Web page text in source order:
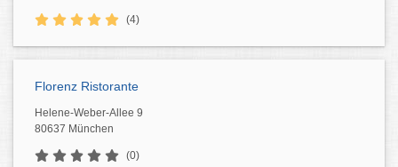
(4)
Florenz Ristorante
Helene-Weber-Allee 9
80637 München
(0)